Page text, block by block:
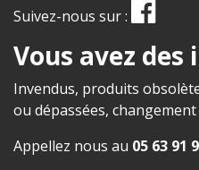
Suivez-nous sur :
Vous avez des
Invendus, produits
ou dépassées,
Appellez nous au 05 63 91